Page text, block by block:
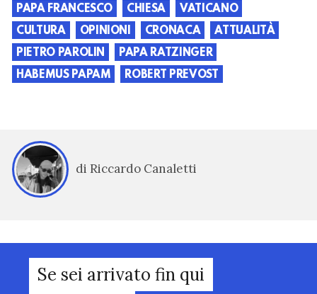
PAPA FRANCESCO
CHIESA
VATICANO
CULTURA
OPINIONI CRONACA
ATTUALITÀ
PIETRO PAROLIN
PAPA RATZINGER
HABEMUS PAPAM
ROBERT PREVOST
di Riccardo Canaletti
Se sei arrivato fin qui